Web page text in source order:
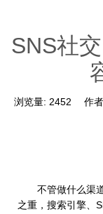
SNS社
浏览量: 2452 作
不管做什么渠道
之重，搜索引擎、